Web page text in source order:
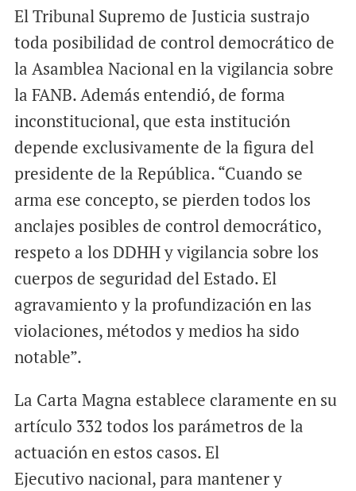
El Tribunal Supremo de Justicia sustrajo
toda posibilidad de control democrático de
la Asamblea Nacional en la vigilancia sobre
la FANB. Además entendió, de forma
inconstitucional, que esta institución
depende exclusivamente de la figura del
presidente de la República. “Cuando se
arma ese concepto, se pierden todos los
anclajes posibles de control democrático,
respeto a los DDHH y vigilancia sobre los
cuerpos de seguridad del Estado. El
agravamiento y la profundización en las
violaciones, métodos y medios ha sido
notable”.
La Carta Magna establece claramente en su
artículo 332 todos los parámetros de la
actuación en estos casos. El
Ejecutivo nacional, para mantener y